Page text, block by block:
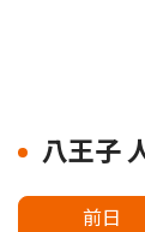
八王子
前日